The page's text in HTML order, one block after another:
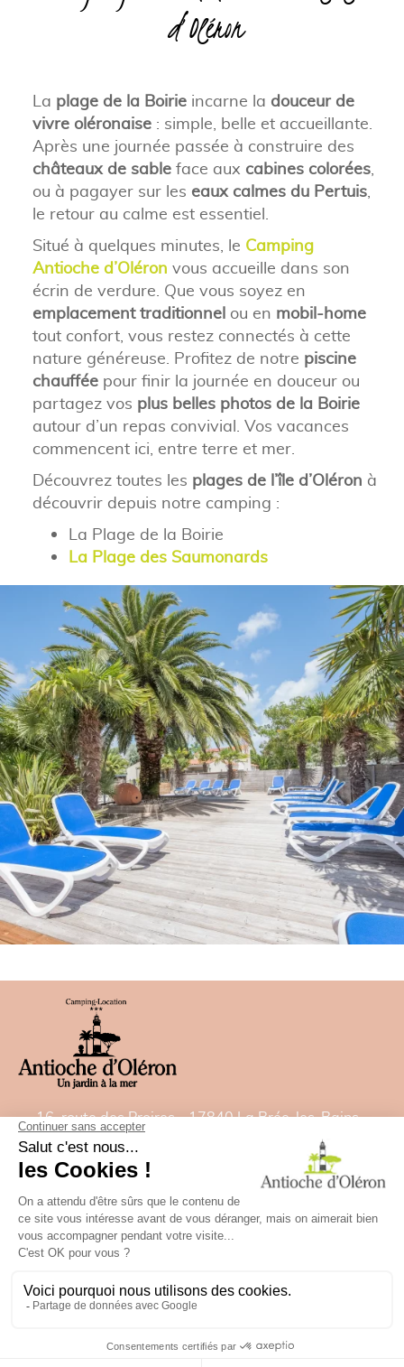
d’Oléron
La plage de la Boirieincarne la douceur de
vivre oléronaise: simple, belle et accueillante.
Après une journée passée à construire des
châteaux de sableface aux cabines colorées,
ou à pagayer sur les eaux calmes du Pertuis,
le retour au calme est essentiel.
Situé à quelques minutes, le Camping
Antioche d’Oléron vous accueille dans son
écrin de verdure. Que vous soyez en
emplacement traditionnelou en mobil-home
tout confort, vous restez connectés à cette
nature généreuse. Profitez de notre piscine
chaufféepour finir la journée en douceur ou
partagez vos plus belles photos de la Boirie
autour d’un repas convivial. Vos vacances
commencent ici, entre terre et mer.
Découvrez toutes les plages de l’île d’Oléron à
découvrir depuis notre camping :
La Plage de la Boirie
La Plage des Saumonards
16, route des Proires - 17840 La Brée-les-Bains -
Tel:05 46 47 92 00
- Fax: 05 46 47 82 22
E-Mail:contact@camping-antiochedoleron.com
GPS: Breitengrad= 46.021532828 - Länge=
-1.35827488
Rechtliche Hinweise
Besoin d'aide ?